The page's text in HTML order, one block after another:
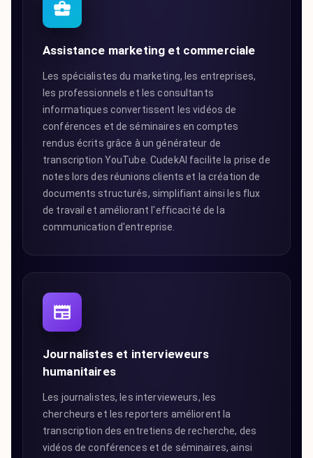
Assistance marketing et commerciale
Les spécialistes du marketing, les entreprises,
les professionnels et les consultants
informatiques convertissent les vidéos de
conférences et de séminaires en comptes
rendus écrits grâce à un générateur de
transcription YouTube. CudekAI facilite la prise de
notes lors des réunions clients et la création de
documents structurés, simplifiant ainsi les flux
de travail et améliorant l'efficacité de la
communication d'entreprise.
Journalistes et intervieweurs
humanitaires
Les journalistes, les intervieweurs, les
chercheurs et les reporters améliorent la
transcription des entretiens de recherche, des
vidéos de conférences et de séminaires, ainsi